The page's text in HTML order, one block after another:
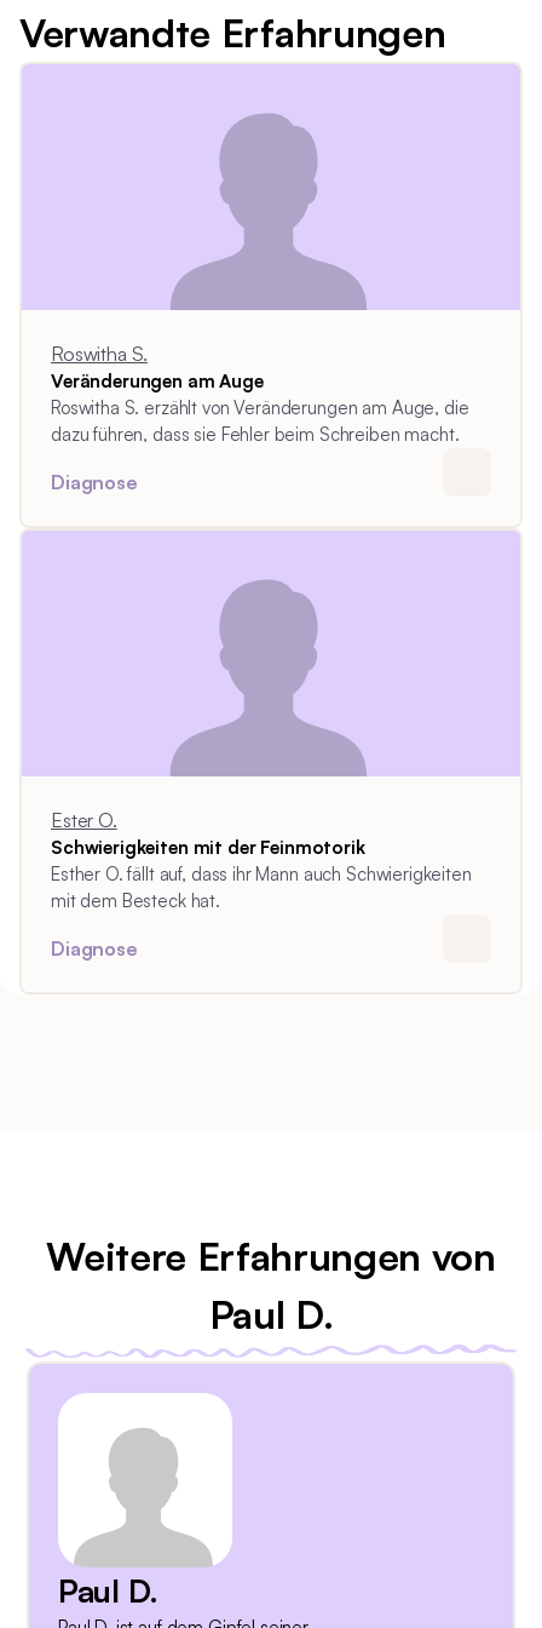
Verwandte Erfahrungen
Roswitha S.
Veränderungen am Auge
Roswitha S. erzählt von Veränderungen am Auge, die
dazu führen, dass sie Fehler beim Schreiben macht.
Diagnose
Ester O.
Schwierigkeiten mit der Feinmotorik
Esther O. fällt auf, dass ihr Mann auch Schwierigkeiten
mit dem Besteck hat.
Diagnose
Weitere Erfahrungen von
Paul D.
Paul D.